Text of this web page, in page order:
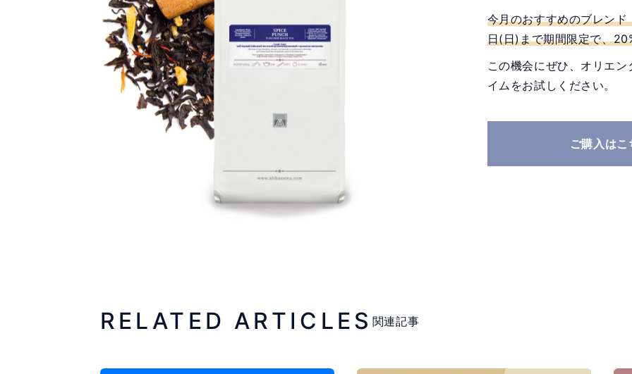
今月のおすすめのブレン
日(日)まで期間限定で、
この機会にぜひ、オリエ
イムをお試しください。
ご購入はこ
RELATED ARTICLES 関連記事